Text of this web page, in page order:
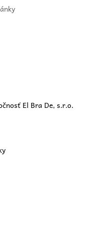
El Bra De, s.r.o.